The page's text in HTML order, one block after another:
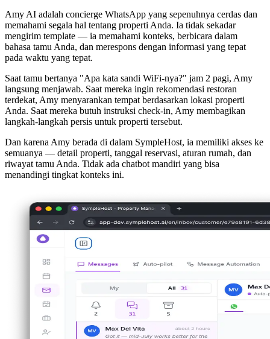
Amy AI adalah concierge WhatsApp yang sepenuhnya cerdas dan
memahami segala hal tentang properti Anda. Ia tidak sekadar
mengirim template — ia memahami konteks, berbicara dalam
bahasa tamu Anda, dan merespons dengan informasi yang tepat
pada waktu yang tepat.
Saat tamu bertanya "Apa kata sandi WiFi-nya?" jam 2 pagi, Amy
langsung menjawab. Saat mereka ingin rekomendasi restoran
terdekat, Amy menyarankan tempat berdasarkan lokasi properti
Anda. Saat mereka butuh instruksi check-in, Amy membagikan
langkah-langkah persis untuk properti tersebut.
Dan karena Amy berada di dalam SympleHost, ia memiliki akses ke
semuanya — detail properti, tanggal reservasi, aturan rumah, dan
riwayat tamu Anda. Tidak ada chatbot mandiri yang bisa
menandingi tingkat konteks ini.